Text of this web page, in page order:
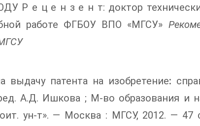
Р е ц е н з е н т: доктор
работе ФГБОУ ВПО «МГСУ»
патента на изобретение:
А.Д. Ишкова ; М-во образования и
ун-т». — Москва : МГСУ, 2012. — 47